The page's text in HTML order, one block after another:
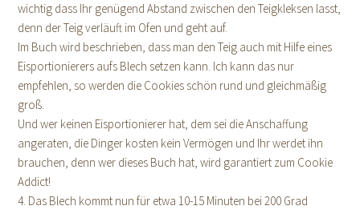
wichtig dass Ihr genügend Abstand zwischen den Teigkleksen lasst,
denn der Teig verläuft im Ofen und geht auf.
Im Buch wird beschrieben, dass man den Teig auch mit Hilfe eines
Eisportionierers aufs Blech setzen kann. Ich kann das nur
empfehlen, so werden die Cookies schön rund und gleichmäßig
groß.
Und wer keinen Eisportionierer hat, dem sei die Anschaffung
angeraten, die Dinger kosten kein Vermögen und Ihr werdet ihn
brauchen, denn wer dieses Buch hat, wird garantiert zum Cookie
Addict!
4. Das Blech kommt nun für etwa 10-15 Minuten bei 200 Grad